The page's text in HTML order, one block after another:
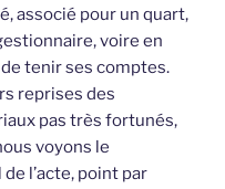
associé pour un quart,
voire en
tenir ses comptes.
reprises des
pas très fortunés,
voyons le
l’acte, point par